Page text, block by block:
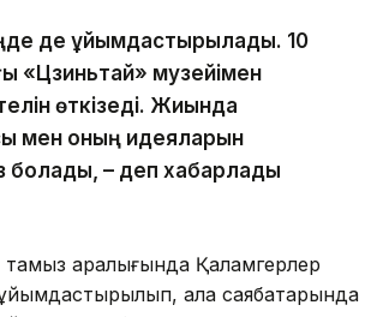
де ұйымдастырылады. 10
«Цзиньтай» музейімен
өткізеді. Жиында
мен оның идеяларын
болады, – деп хабарлады
аралығында Қаламгерлер
қала саябақтарында